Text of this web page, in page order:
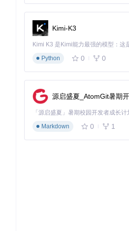
2022年Q3：Universal Control
2023年Q1
2023年Q4：Sonoma支持，性
硬件适配矩阵
OCLP支持的设备覆盖了2008-
OCLP 0.6.0版本支持的macOS
核心适配类别：
Kimi-K3
Python
0 0
源启盛夏_AtomGit暑期
Markdown
0 1